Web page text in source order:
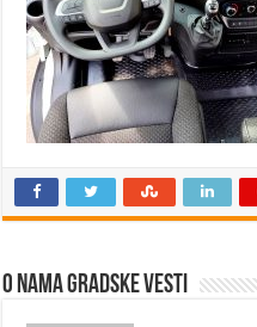
O nama Gradske Vesti